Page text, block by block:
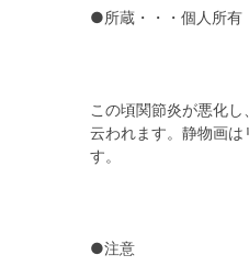
●所蔵・・・個人所有
この頃関節炎が悪化
云われます。静物画
す。
●注意